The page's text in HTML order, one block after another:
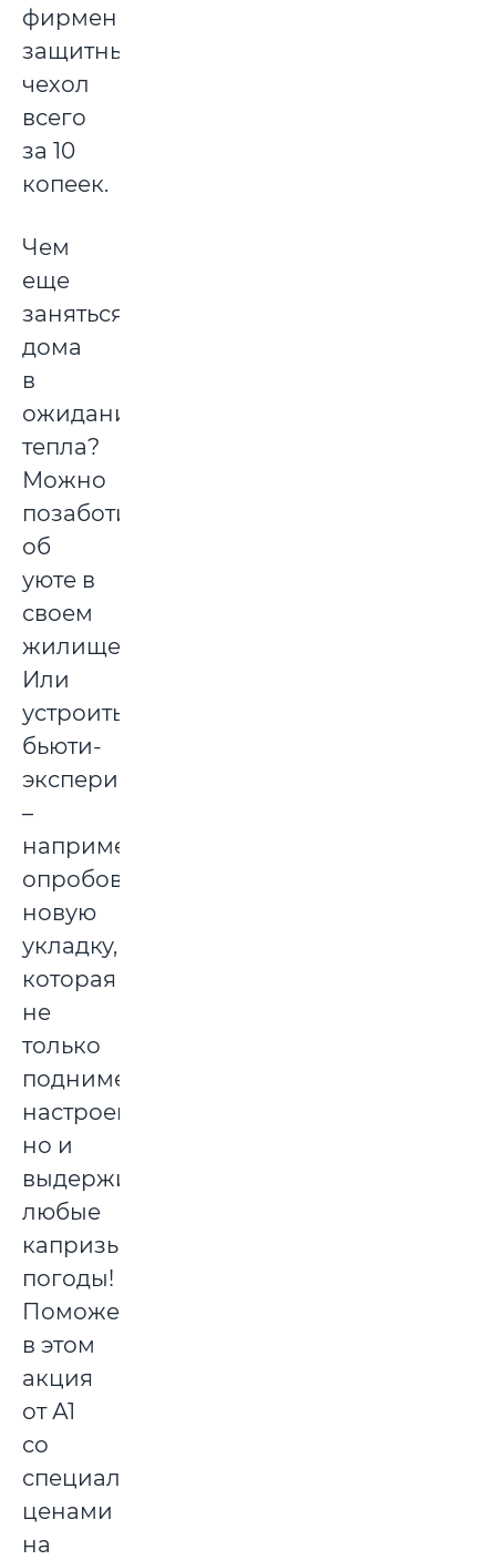
фирменный
защитный
чехол
всего
за 10
копеек.
Чем
еще
заняться
дома
в
ожидании
тепла?
Можно
позаботиться
об
уюте в
своем
жилище.
Или
устроить
бьюти-
эксперимент
–
например,
опробовать
новую
укладку,
которая
не
только
поднимет
настроение,
но и
выдержит
любые
капризы
погоды!
Поможет
в этом
акция
от А1
со
специальными
ценами
на